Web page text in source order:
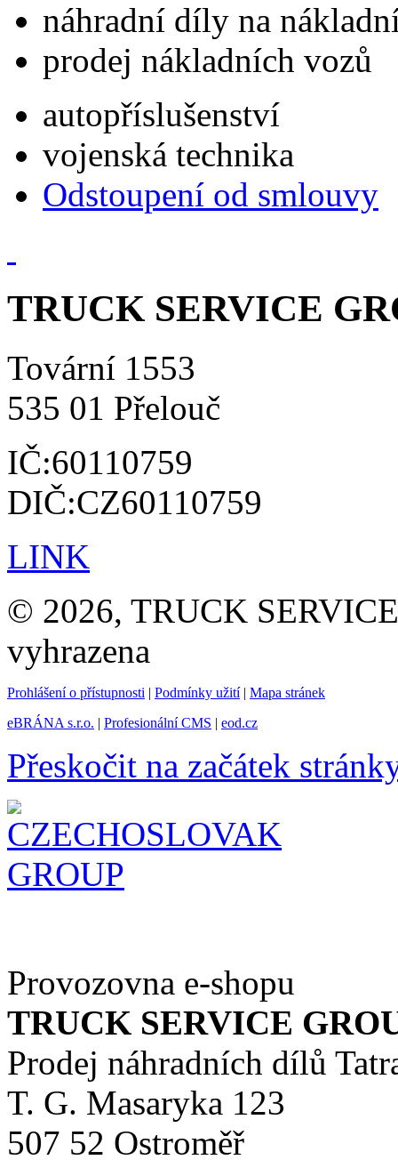
náhradní díly na
prodej nákladních vozů
autopříslušenství
vojenská technika
Odstoupení od smlouvy
TRUCK SERVICE
Tovární 1553
535 01 Přelouč
IČ:60110759
DIČ:CZ60110759
LINK
© 2026, TRUCK
vyhrazena
Prohlášení o přístupnosti | Podmínky užití| Mapa stránek
eBRÁNA s.r.o. | Profesionální CMS | eod.cz
Přeskočit na začátek
Provozovna e-shopu
TRUCK SERVICE
Prodej náhradních dílů
T. G. Masaryka 123
507 52 Ostroměř